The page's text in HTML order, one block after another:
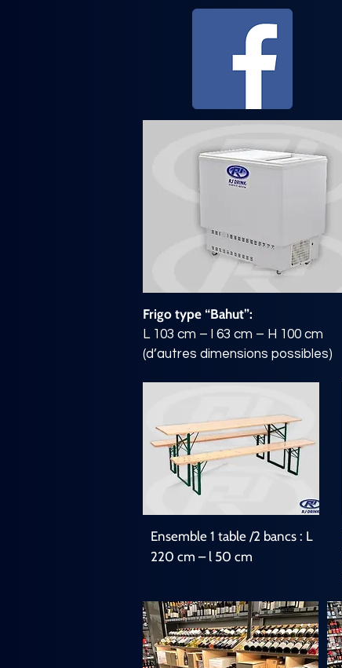
Frigo type “Bahut”:
L 103 cm – l 63 cm – H 100 cm
(d’autres dimensions possibles)
Ensemble 1 table /2 bancs : L
220 cm – l 50 cm